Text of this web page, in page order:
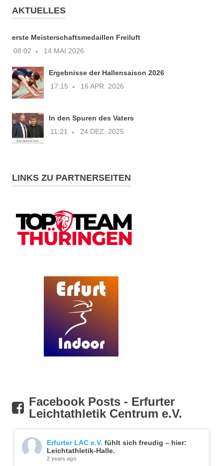
AKTUELLES
erste Meisterschaftsmedaillen Freiluft
08:02 14 MAI 2026
Ergebnisse der Hallensaison 2026
17:15 16 APR. 2026
In den Spuren des Vaters
11:21 24 DEZ. 2025
LINKS ZU PARTNERSEITEN
Facebook Posts - Erfurter
Leichtathletik Centrum e.V.
Erfurter LAC e.V. fühlt sich freudig – hier:
Leichtathletik-Halle.
2 years ago